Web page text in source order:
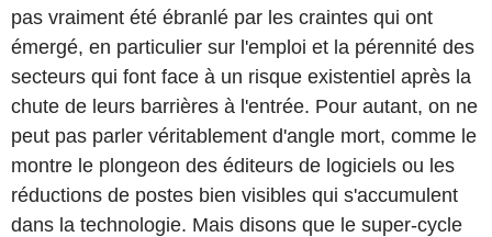
pas vraiment été ébranlé par les craintes qui ont
émergé, en particulier sur l'emploi et la pérennité des
secteurs qui font face à un risque existentiel après la
chute de leurs barrières à l'entrée. Pour autant, on ne
peut pas parler véritablement d'angle mort, comme le
montre le plongeon des éditeurs de logiciels ou les
réductions de postes bien visibles qui s'accumulent
dans la technologie. Mais disons que le super-cycle